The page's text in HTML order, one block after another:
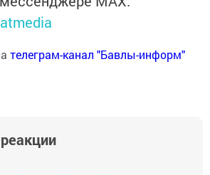
телеграм-канал "Бавлы-информ"